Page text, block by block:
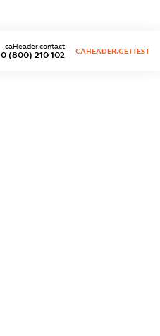
0 (800) 210 102
caHeader.contact
CAHEADER.GETTEST